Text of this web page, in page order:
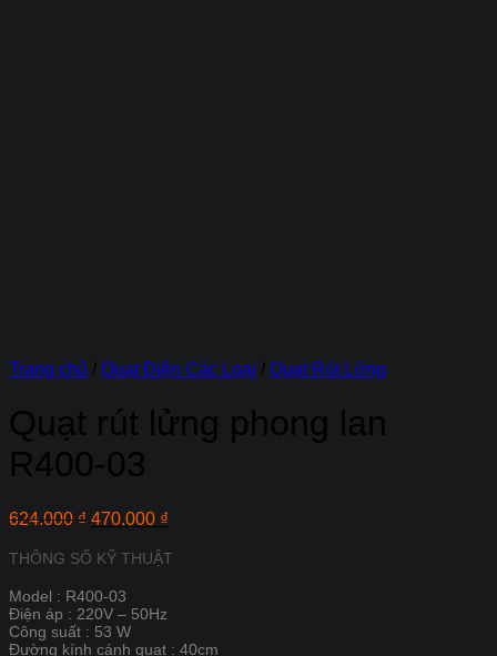
Trang chủ / Quạt Điện Các Loại / Quạt Rút Lửng
Quạt rút lửng phong lan
R400-03
624.000₫ Giá
là:
470.000 ₫
tại
THÔNG SỐ KỸ THUẬT
Model : R400-03
Điện áp : 220V – 50Hz
Công suất : 53 W
Đường kính cánh quạt : 40cm